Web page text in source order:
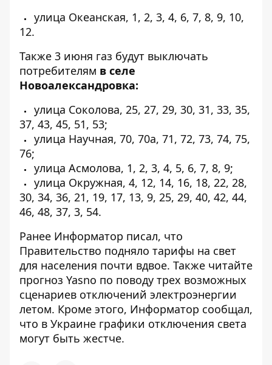
улица Океанская, 1, 2, 3, 4, 6, 7, 8, 9, 10,
12.
Также 3 июня газ будут выключать
потребителям в селе
Новоалександровка:
улица Соколова, 25, 27, 29, 30, 31, 33, 35,
37, 43, 45, 51, 53;
улица Научная, 70, 70а, 71, 72, 73, 74, 75,
76;
улица Асмолова, 1, 2, 3, 4, 5, 6, 7, 8, 9;
улица Окружная, 4, 12, 14, 16, 18, 22, 28,
30, 34, 36, 21, 19, 17, 13, 9, 25, 29, 40, 42, 44,
46, 48, 37, 3, 54.
Ранее Информатор писал, что
Правительство подняло тарифы на свет
для населения почти вдвое. Также читайте
прогноз Yasno по поводу трех возможных
сценариев отключений электроэнергии
летом. Кроме этого, Информатор сообщал,
что в Украине графики отключения света
могут быть жестче.